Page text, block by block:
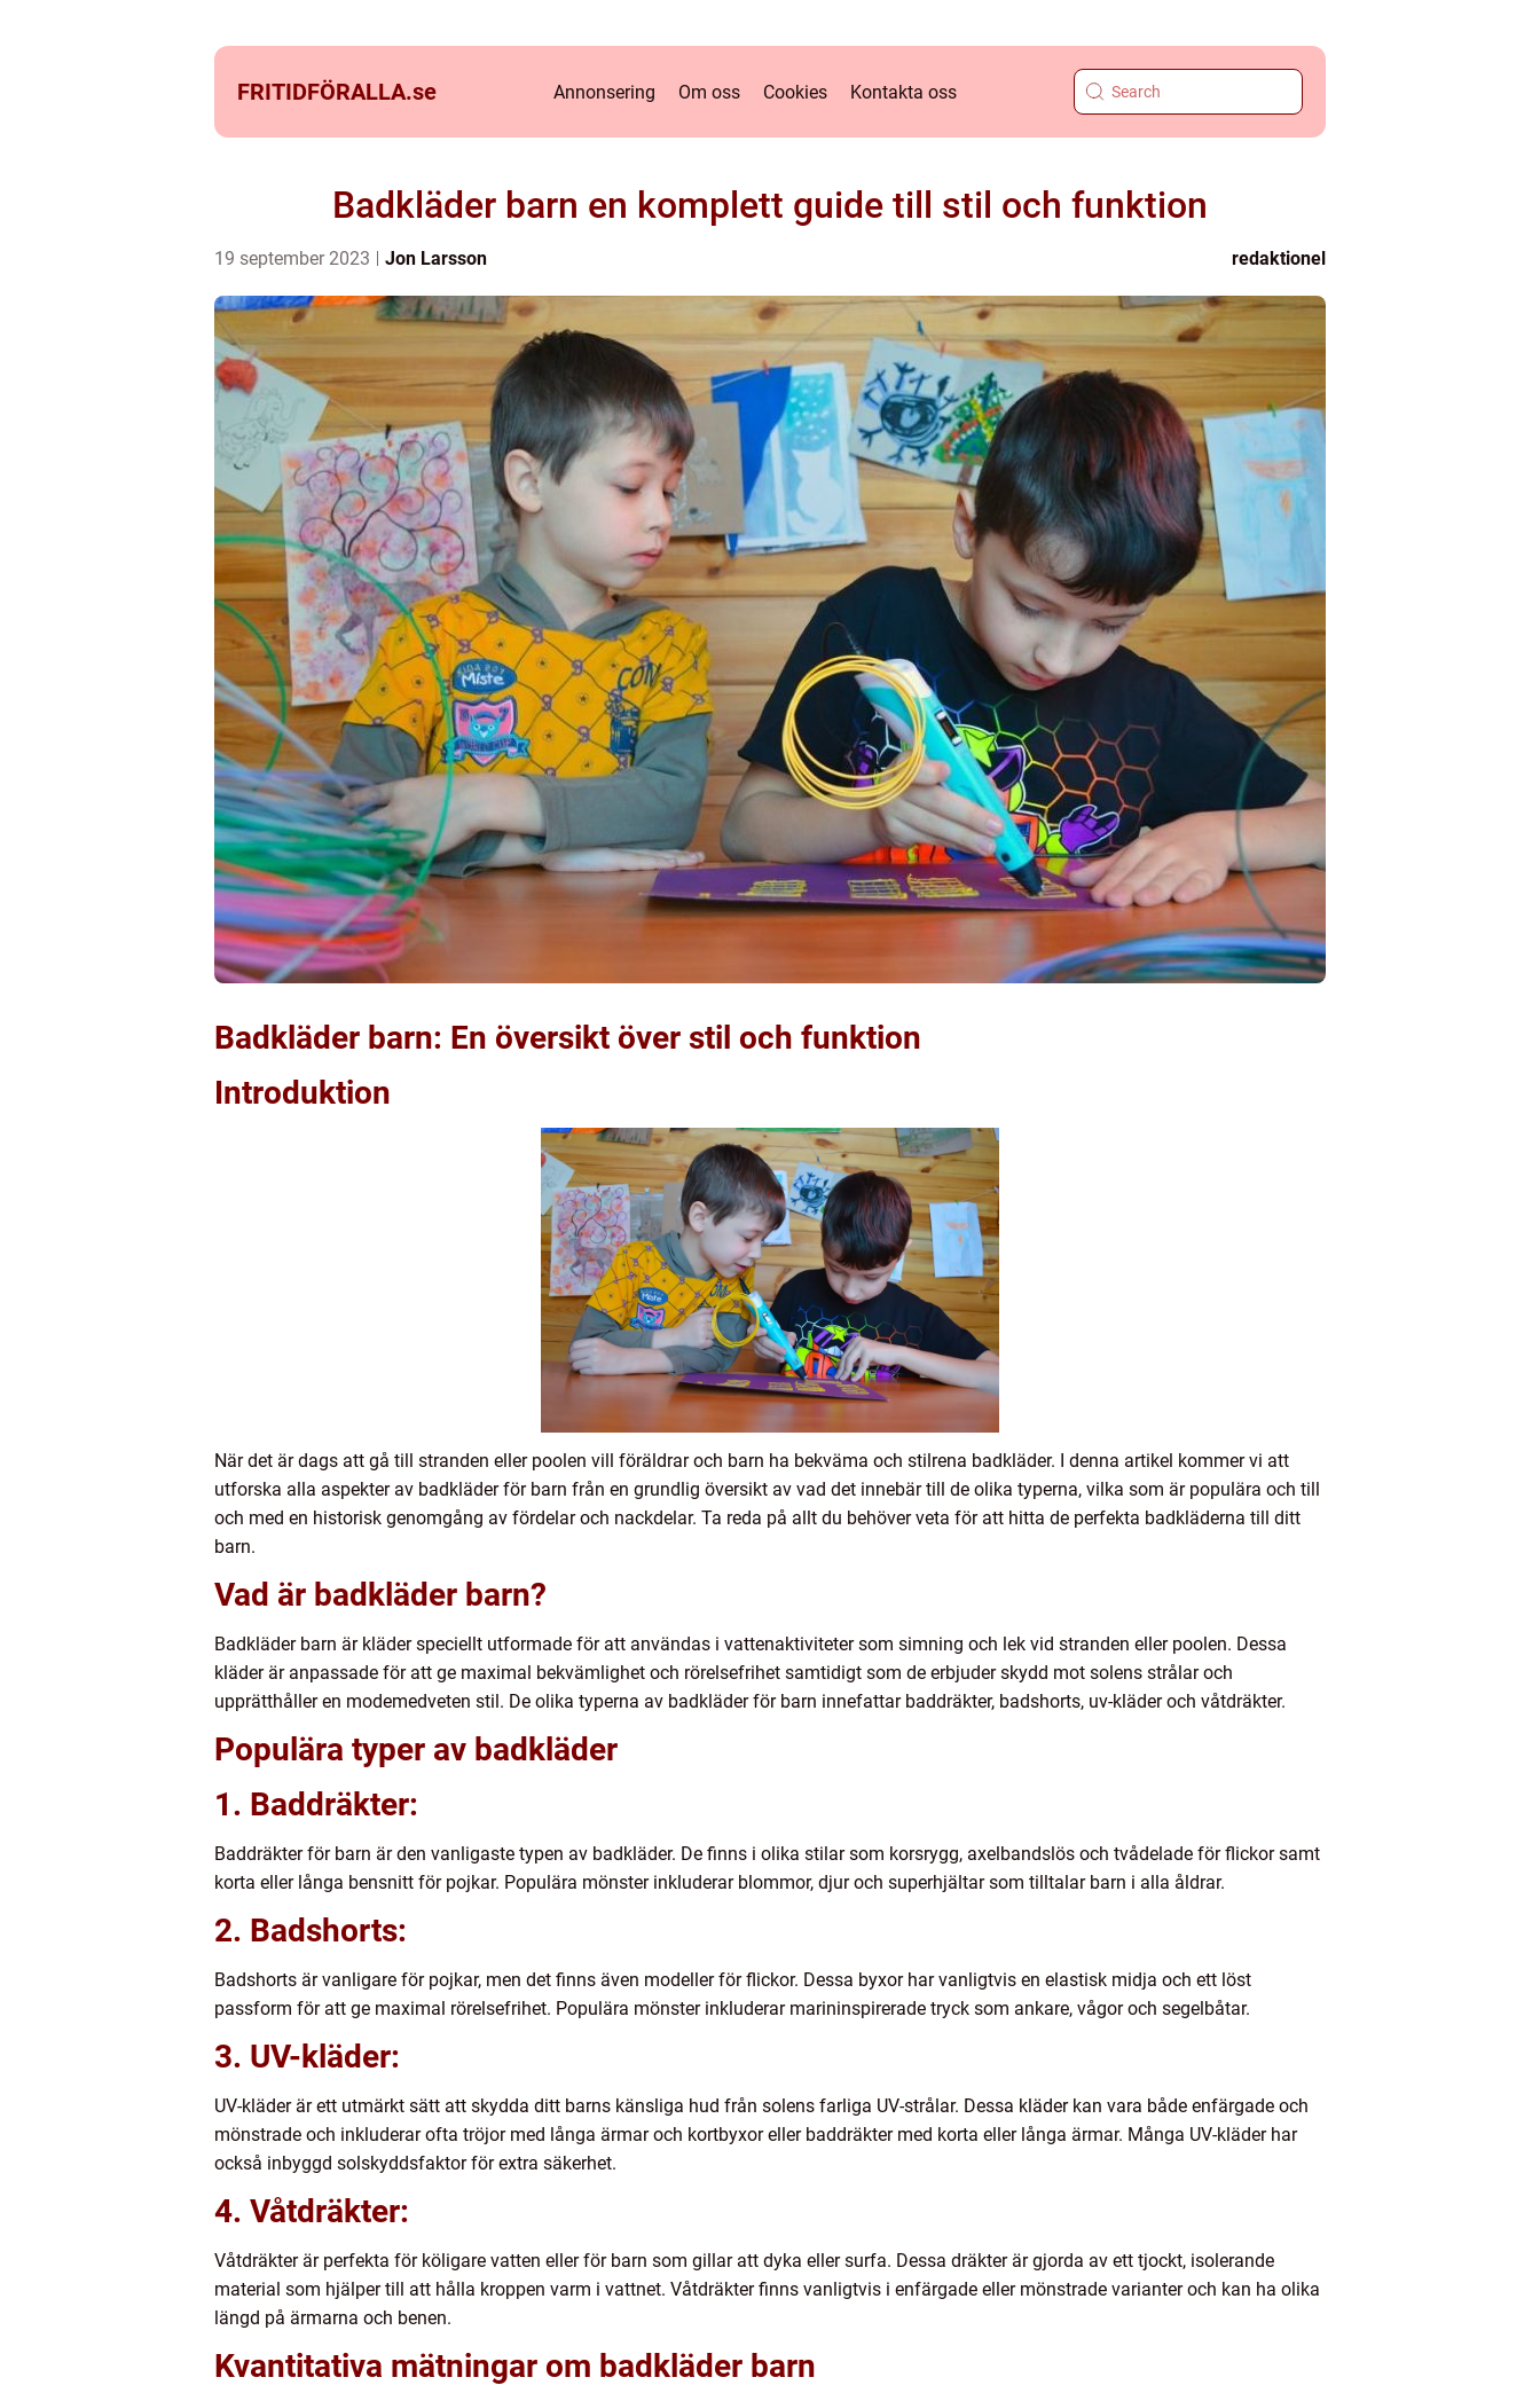
FRITIDFÖRALLA.se Annonsering Om oss Cookies Kontakta oss
Badkläder barn en komplett guide till stil och funktion
19 september 2023 Jon Larsson redaktionel
Badkläder barn: En översikt över stil och funktion
Introduktion
När det är dags att gå till stranden eller poolen vill föräldrar och barn ha bekväma och stilrena badkläder. I denna artikel kommer vi att
utforska alla aspekter av badkläder för barn från en grundlig översikt av vad det innebär till de olika typerna, vilka som är populära och till
och med en historisk genomgång av fördelar och nackdelar. Ta reda på allt du behöver veta för att hitta de perfekta badkläderna till ditt
barn.
Vad är badkläder barn?
Badkläder barn är kläder speciellt utformade för att användas i vattenaktiviteter som simning och lek vid stranden eller poolen. Dessa
kläder är anpassade för att ge maximal bekvämlighet och rörelsefrihet samtidigt som de erbjuder skydd mot solens strålar och
upprätthåller en modemedveten stil. De olika typerna av badkläder för barn innefattar baddräkter, badshorts, uv-kläder och våtdräkter.
Populära typer av badkläder
1. Baddräkter:
Baddräkter för barn är den vanligaste typen av badkläder. De finns i olika stilar som korsrygg, axelbandslös och tvådelade för flickor samt
korta eller långa bensnitt för pojkar. Populära mönster inkluderar blommor, djur och superhjältar som tilltalar barn i alla åldrar.
2. Badshorts:
Badshorts är vanligare för pojkar, men det finns även modeller för flickor. Dessa byxor har vanligtvis en elastisk midja och ett löst
passform för att ge maximal rörelsefrihet. Populära mönster inkluderar marininspirerade tryck som ankare, vågor och segelbåtar.
3. UV-kläder:
UV-kläder är ett utmärkt sätt att skydda ditt barns känsliga hud från solens farliga UV-strålar. Dessa kläder kan vara både enfärgade och
mönstrade och inkluderar ofta tröjor med långa ärmar och kortbyxor eller baddräkter med korta eller långa ärmar. Många UV-kläder har
också inbyggd solskyddsfaktor för extra säkerhet.
4. Våtdräkter:
Våtdräkter är perfekta för köligare vatten eller för barn som gillar att dyka eller surfa. Dessa dräkter är gjorda av ett tjockt, isolerande
material som hjälper till att hålla kroppen varm i vattnet. Våtdräkter finns vanligtvis i enfärgade eller mönstrade varianter och kan ha olika
längd på ärmarna och benen.
Kvantitativa mätningar om badkläder barn